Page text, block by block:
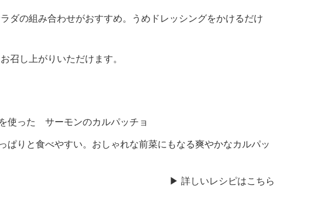
ダの組み合わせがおすすめ。うめドレッシングをかけるだけ
召し上がりいただけます。
使った サーモンのカルパッチョ
ぱりと食べやすい。おしゃれな前菜にもなる爽やかなカルパッ
▶ 詳しいレシピはこちら